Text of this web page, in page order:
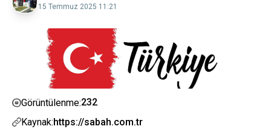
15 Temmuz 2025 11:21
Görüntülenme:232
Kaynak:https://sabah.com.tr